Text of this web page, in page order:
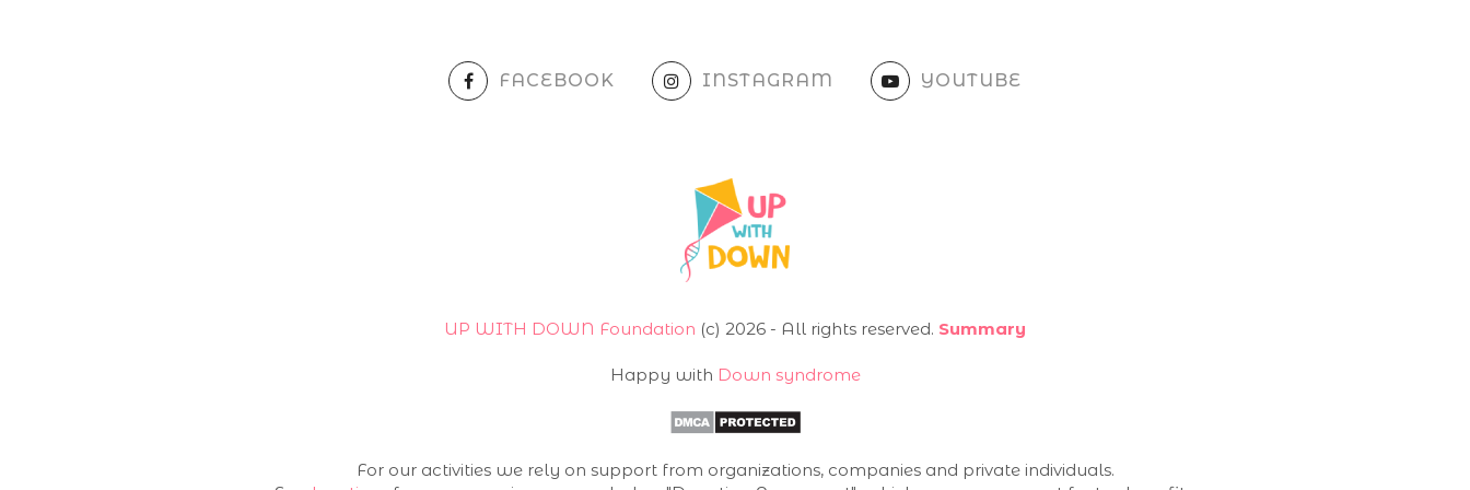
FACEBOOK INSTAGRAM YOUTUBE
UP WITH DOWN Foundation (с) 2026 - All rights reserved. Summary
Happy with Down syndrome
For our activities we rely on support from organizations, companies and private individuals.